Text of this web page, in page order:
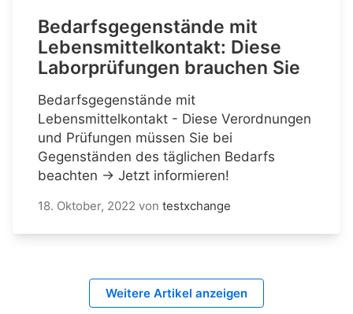
Bedarfsgegenstände mit
Lebensmittelkontakt: Diese
Laborprüfungen brauchen Sie
Bedarfsgegenstände mit
Lebensmittelkontakt - Diese Verordnungen
und Prüfungen müssen Sie bei
Gegenständen des täglichen Bedarfs
beachten → Jetzt informieren!
18. Oktober, 2022 von testxchange
Weitere Artikel anzeigen